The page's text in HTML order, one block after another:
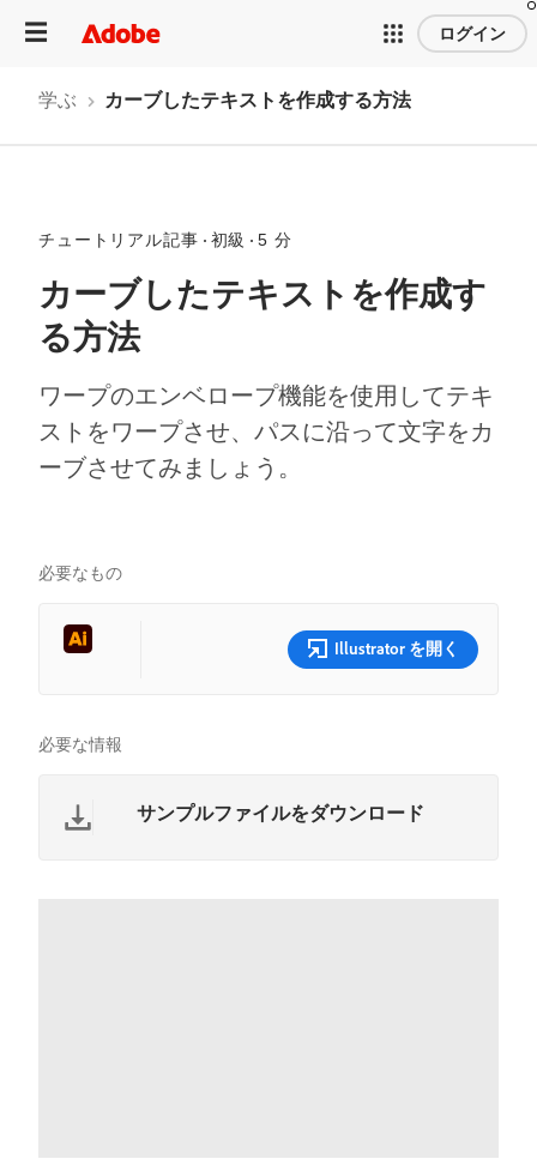
ログイン
学ぶ カーブしたテキストを作成する方法
チュートリアル記事 初級 5 分
カーブしたテキストを作成す
る方法
ワープのエンベロープ機能を使用してテキ
ストをワープさせ、パスに沿って文字をカ
ーブさせてみましょう。
必要なもの
Illustrator を開く
必要な情報
サンプルファイルをダウンロード